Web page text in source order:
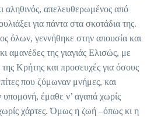
αληθινός, απελευθερωμένος από
για πάντα στα σκοτάδια της.
όλων, γεννήθηκε στην απουσία και
αμανέδες της γιαγιάς Ελισώς, με
Κρήτης και προσευχές για όσους
που ζύμωναν μνήμες, και
έμαθε ν’ αγαπά χωρίς
χωρίς χάρτες. Όμως η ζωή –όπως κι η